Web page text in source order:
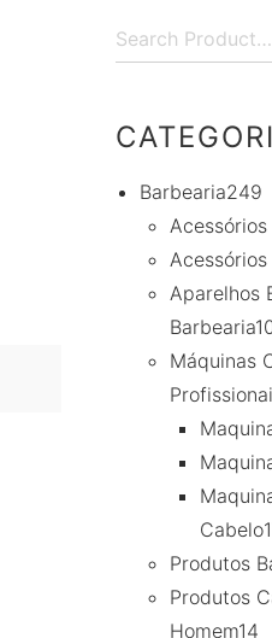
Barbearia249
Aparelhos
Barbearia
Máquinas
Cabelo
Produtos
Produtos
Homem14